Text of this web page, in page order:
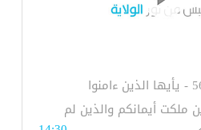
نداءات الرحمن 56 - يأيها الذين ءامنوا
ملكت أيمانكم والذين لم